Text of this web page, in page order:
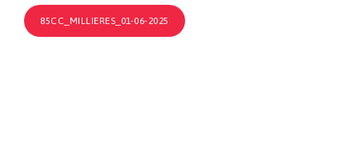
85CC_MILLIERES_01-06-2025